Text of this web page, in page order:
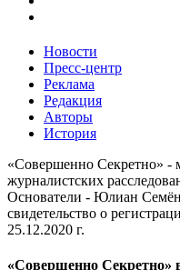
Новости
Пресс-центр
Реклама
Редакция
Авторы
История
«Совершенно Секретно» -
журналистских
Основатели - Юлиан
свидетельство о
25.12.2020 г.
«Совершенно Секретно»